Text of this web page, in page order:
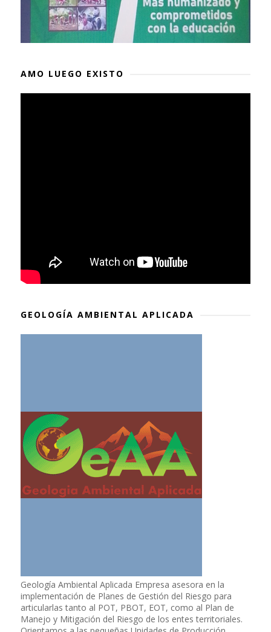
AMO LUEGO EXISTO
GEOLOGÍA AMBIENTAL APLICADA
Geología Ambiental Aplicada Empresa asesora en la
implementación de Planes de Gestión del Riesgo para
articularlas tanto al POT, PBOT, EOT, como al Plan de
Manejo y Mitigación del Riesgo de los entes territoriales.